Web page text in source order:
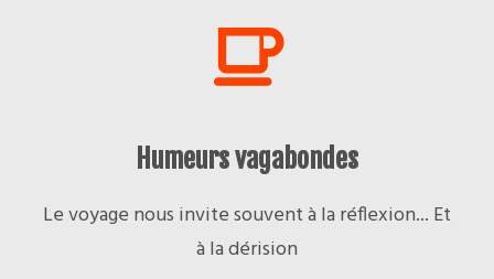
Humeurs vagabondes
Le voyage nous invite souvent à la réflexion... Et
à la dérision